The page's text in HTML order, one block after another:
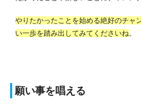
やりたかったことを始める絶好のチャ
い一歩を踏み出してみてくださいね。
願い事を唱える